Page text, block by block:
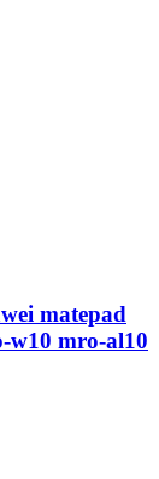
matepad
w10 mro-al10